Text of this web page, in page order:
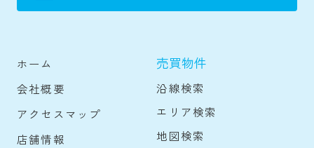
ホーム
会社概要
アクセスマップ
店舗情報
売買物件
沿線検索
エリア検索
地図検索